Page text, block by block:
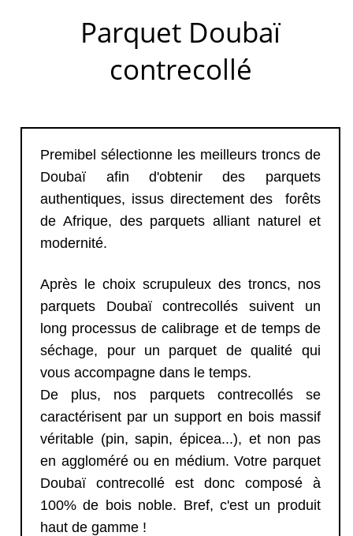
Parquet Doubaï
contrecollé
Premibel sélectionne les meilleurs troncs de
Doubaï afin d'obtenir des parquets
authentiques, issus directement des forêts
de Afrique, des parquets alliant naturel et
modernité.
Après le choix scrupuleux des troncs, nos
parquets Doubaï contrecollés suivent un
long processus de calibrage et de temps de
séchage, pour un parquet de qualité qui
vous accompagne dans le temps.
De plus, nos parquets contrecollés se
caractérisent par un support en bois massif
véritable (pin, sapin, épicea...), et non pas
en aggloméré ou en médium. Votre parquet
Doubaï contrecollé est donc composé à
100% de bois noble. Bref, c'est un produit
haut de gamme !